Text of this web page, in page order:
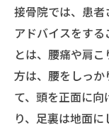
接骨院では、患
アドバイスをす
とは、腰痛や肩
方は、腰をしっ
て、頭を正面に
り、足裏は地面